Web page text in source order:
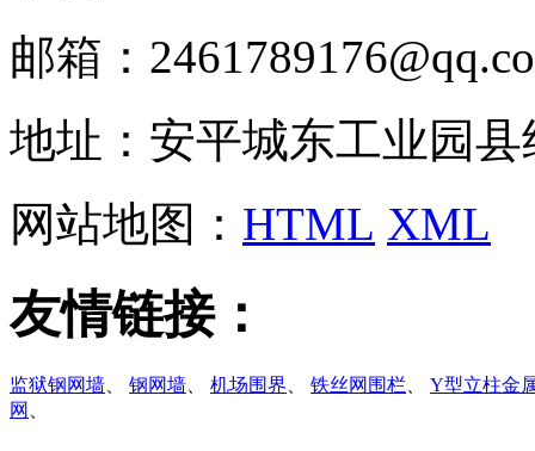
邮箱：
地址：安平城东工业园县
网站地图： HTML XML
友情链接：
监狱钢网墙 钢网墙 机场围界 铁丝网围栏
Y型立柱金
网